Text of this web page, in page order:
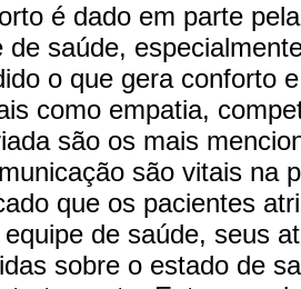
é dado em parte
de saúde,
o que gera conforto
como empatia,
são os mais
são vitais na
que os pacientes
de saúde, seus
sobre o estado de